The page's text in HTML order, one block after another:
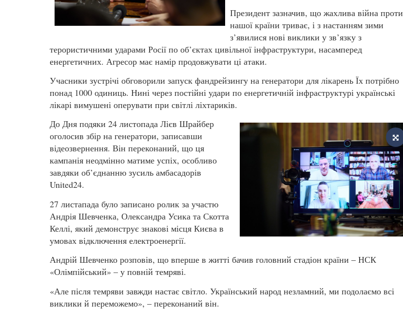
Президент зазначив, що жахлива війна проти
нашої країни триває, і з настанням зими
з’явилися нові виклики у зв’язку з
терористичними ударами Росії по об’єктах цивільної інфраструктури, насамперед
енергетичних. Агресор має намір продовжувати ці атаки.
Учасники зустрічі обговорили запуск фандрейзингу на генератори для лікарень Їх потрібно
понад 1000 одиниць. Нині через постійні удари по енергетичній інфраструктурі українські
лікарі вимушені оперувати при світлі ліхтариків.
До Дня подяки 24 листопада Лієв Шрайбер
оголосив збір на генератори, записавши
відеозвернення. Він переконаний, що ця
кампанія неодмінно матиме успіх, особливо
завдяки об’єднанню зусиль амбасадорів
United24.
27 листапада було записано ролик за участю
Андрія Шевченка, Олександра Усика та Скотта
Келлі, який демонструє знакові місця Києва в
умовах відключення електроенергії.
Андрій Шевченко розповів, що вперше в житті бачив головний стадіон країни – НСК
«Олімпійський» – у повній темряві.
«Але після темряви завжди настає світло. Український народ незламний, ми подолаємо всі
виклики й переможемо», – переконаний він.